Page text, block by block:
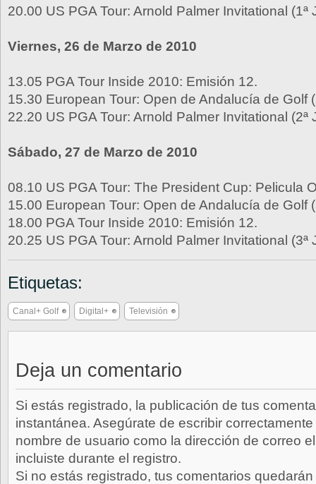
20.00 US PGA Tour: Arnold Palmer Invitational (1ª
Viernes, 26 de Marzo de 2010
13.05 PGA Tour Inside 2010: Emisión 12.
15.30 European Tour: Open de Andalucía de Golf
22.20 US PGA Tour: Arnold Palmer Invitational (2ª
Sábado, 27 de Marzo de 2010
08.10 US PGA Tour: The President Cup: Pelicula
15.00 European Tour: Open de Andalucía de Golf
18.00 PGA Tour Inside 2010: Emisión 12.
20.25 US PGA Tour: Arnold Palmer Invitational (3ª
Etiquetas:
Canal+ Golf Digital+ Televisión
Deja un comentario
Si estás registrado, la publicación de tus
instantánea. Asegúrate de escribir
nombre de usuario como la dirección de correo
incluiste durante el registro.
Si no estás registrado, tus comentarios